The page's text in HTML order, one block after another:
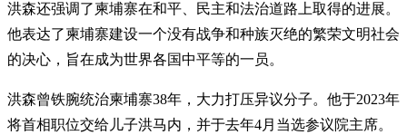
洪森还强调了柬埔寨在和平、民主和法治道路上取得的进展。
他表达了柬埔寨建设一个没有战争和种族灭绝的繁荣文明社会
的决心，旨在成为世界各国中平等的一员。
洪森曾铁腕统治柬埔寨38年，大力打压异议分子。他于2023年
将首相职位交给儿子洪马内，并于去年4月当选参议院主席。